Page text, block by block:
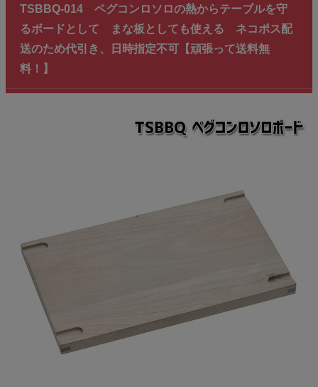
TSBBQ-014 ペグコンロソロの熱からテーブルを守
るボードとして まな板としても使える ネコポス配
送のため代引き、日時指定不可【頑張って送料無
料！】